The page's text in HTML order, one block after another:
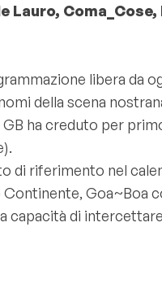
Lauro,
libera da
della scena
ha creduto per
di riferimento nel
Continente, Goa~Boa
capacità di